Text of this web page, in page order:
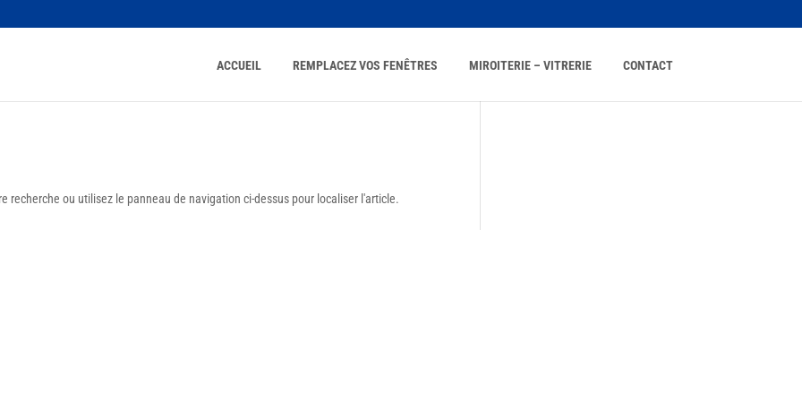
ACCUEIL REMPLACEZ VOS FENÊTRES MIROITERIE – VITRERIE CONTACT
recherche ou utilisez le panneau de navigation ci-dessus pour localiser l'article.